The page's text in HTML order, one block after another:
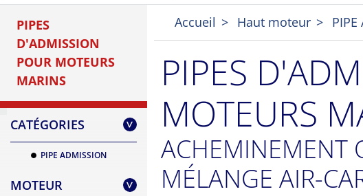
PIPES
D'ADMISSION
POUR MOTEURS
MARINS
CATÉGORIES >
PIPE ADMISSION
MOTEUR >
Accueil Haut moteur PIPE
PIPES
MOTEURS
ACHEMINEMENT
MÉLANGE AIR-